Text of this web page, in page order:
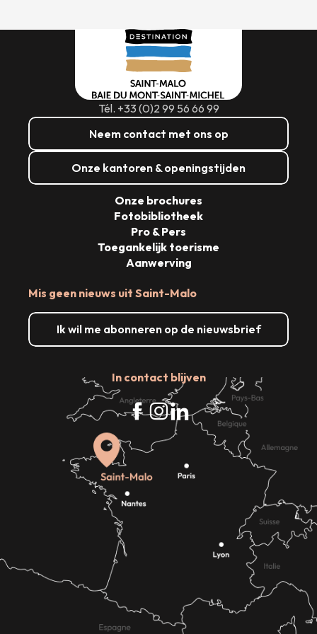
Tél. +33 (0)2 99 56 66 99
Neem contact met ons op
Onze kantoren & openingstijden
Mis geen nieuws uit Saint-Malo
Ik wil me abonneren op de nieuwsbrief
In contact blijven
Onze brochures
Fotobibliotheek
Pro & Pers
Toegankelijk toerisme
Aanwerving